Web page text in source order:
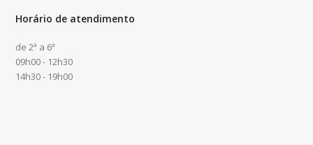
Horário de atendimento
de 2ª a 6ª
09h00 - 12h30
14h30 - 19h00